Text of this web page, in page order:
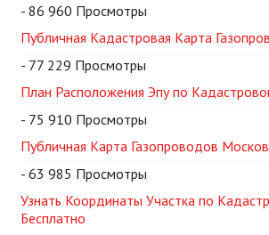
- 86 960 Просмотры
Публичная Кадастровая Карта
- 77 229 Просмотры
План Расположения Эпу по
- 75 910 Просмотры
Публичная Карта Газопроводов
- 63 985 Просмотры
Узнать Координаты Участка по
Бесплатно